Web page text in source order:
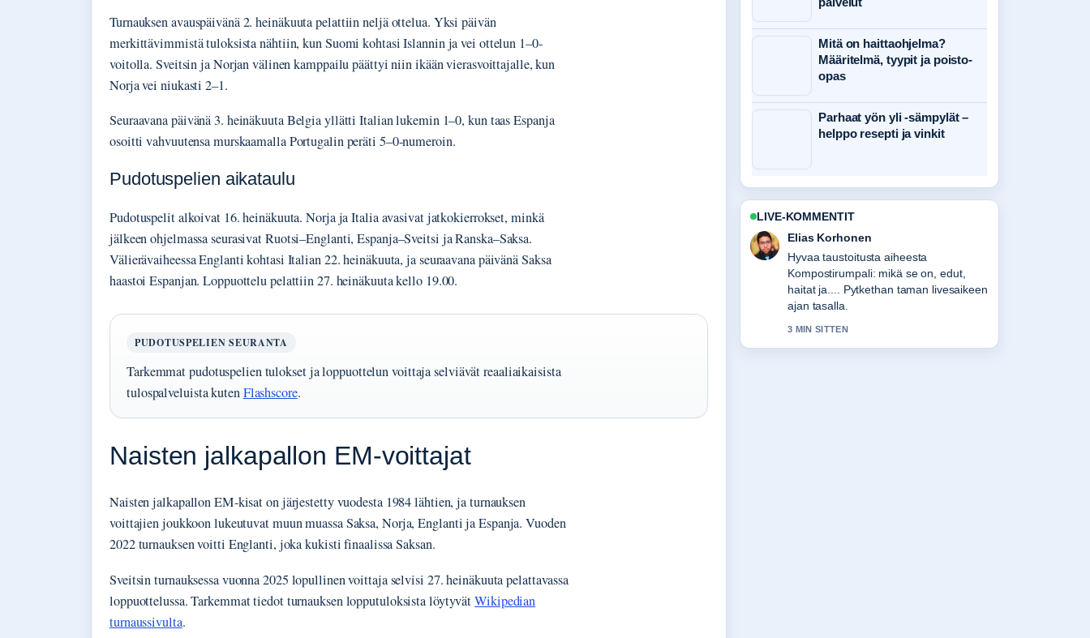
Turnauksen avauspäivänä 2. heinäkuuta pelattiin neljä ottelua. Yksi päivän
merkittävimmistä tuloksista nähtiin, kun Suomi kohtasi Islannin ja vei ottelun 1–0-
voitolla. Sveitsin ja Norjan välinen kamppailu päättyi niin ikään vierasvoittajalle, kun
Norja vei niukasti 2–1.
Seuraavana päivänä 3. heinäkuuta Belgia yllätti Italian lukemin 1–0, kun taas Espanja
osoitti vahvuutensa murskaamalla Portugalin peräti 5–0-numeroin.
Pudotuspelien aikataulu
Pudotuspelit alkoivat 16. heinäkuuta. Norja ja Italia avasivat jatkokierrokset, minkä
jälkeen ohjelmassa seurasivat Ruotsi–Englanti, Espanja–Sveitsi ja Ranska–Saksa.
Välierävaiheessa Englanti kohtasi Italian 22. heinäkuuta, ja seuraavana päivänä Saksa
haastoi Espanjan. Loppuottelu pelattiin 27. heinäkuuta kello 19.00.
PUDOTUSPELIEN SEURANTA
Tarkemmat pudotuspelien tulokset ja loppuottelun voittaja selviävät reaaliaikaisista
tulospalveluista kutenFlashscore.
Naisten jalkapallon EM-voittajat
Naisten jalkapallon EM-kisat on järjestetty vuodesta 1984 lähtien, ja turnauksen
voittajien joukkoon lukeutuvat muun muassa Saksa, Norja, Englanti ja Espanja. Vuoden
2022 turnauksen voitti Englanti, joka kukisti finaalissa Saksan.
Sveitsin turnauksessa vuonna 2025 lopullinen voittaja selvisi 27. heinäkuuta pelattavassa
loppuottelussa. Tarkemmat tiedot turnauksen lopputuloksista löytyvätWikipedian
turnaussivulta.
Mitä on haittaohjelma?
Määritelmä, tyypit ja poisto-
opas
Parhaat yön yli -sämpylät –
helppo resepti ja vinkit
LIVE-KOMMENTIT
Elias Korhonen
Hyvaa taustoitusta aiheesta
Kompostirumpali: mikä se on, edut,
haitat ja.... Pytkethan taman livesaikeen
ajan tasalla.
3 MIN SITTEN